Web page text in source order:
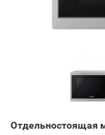
Отдельностоящая